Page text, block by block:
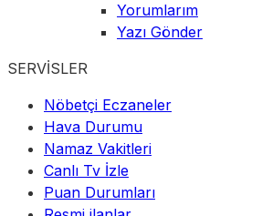
Yorumlarım
Yazı Gönder
SERVİSLER
Nöbetçi Eczaneler
Hava Durumu
Namaz Vakitleri
Canlı Tv İzle
Puan Durumları